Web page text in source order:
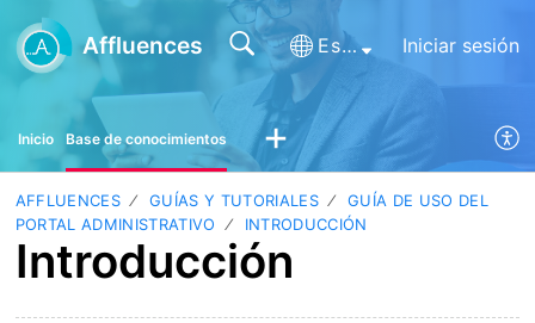
Affluences Español (España) Iniciar sesión
Inicio Base de conocimientos
AFFLUENCES GUÍAS Y TUTORIALES
GUÍA DE USO DEL
PORTAL ADMINISTRATIVO
INTRODUCCIÓN
Introducción